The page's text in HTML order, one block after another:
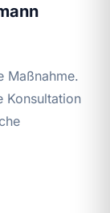
Maßnahme.
Konsultation